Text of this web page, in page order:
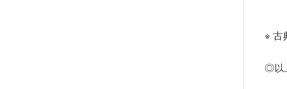
※ 古
◎以